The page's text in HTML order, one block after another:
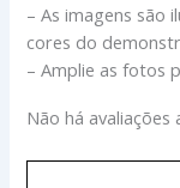
– As imagens são
cores do
– Amplie as fotos
Não há avaliações